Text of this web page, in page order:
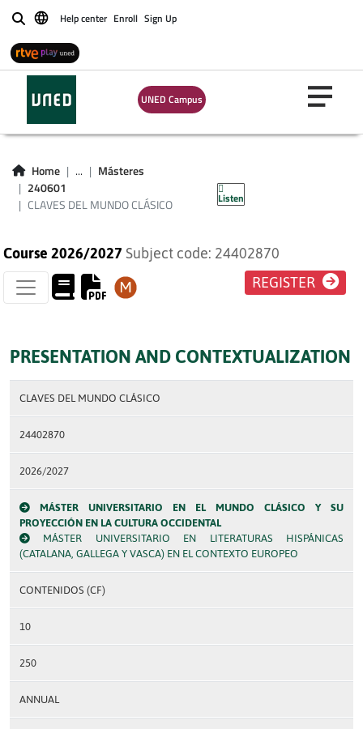
BuscarHelp center Enroll Sign Up
UNED Campus
Home ...
Másteres
240601
CLAVES DEL MUNDO CLÁSICO
Listen
CLAVES DEL MUNDO
CLÁSICO
Course 2026/2027 Subject code: 24402870
REGISTER
PRESENTATION AND CONTEXTUALIZATION
CLAVES DEL MUNDO CLÁSICO
24402870
2026/2027
MÁSTER UNIVERSITARIO EN EL MUNDO CLÁSICO Y SU
PROYECCIÓN EN LA CULTURA OCCIDENTAL
MÁSTER UNIVERSITARIO EN LITERATURAS HISPÁNICAS
(CATALANA, GALLEGA Y VASCA) EN EL CONTEXTO EUROPEO
CONTENIDOS (CF)
10
250
ANNUAL